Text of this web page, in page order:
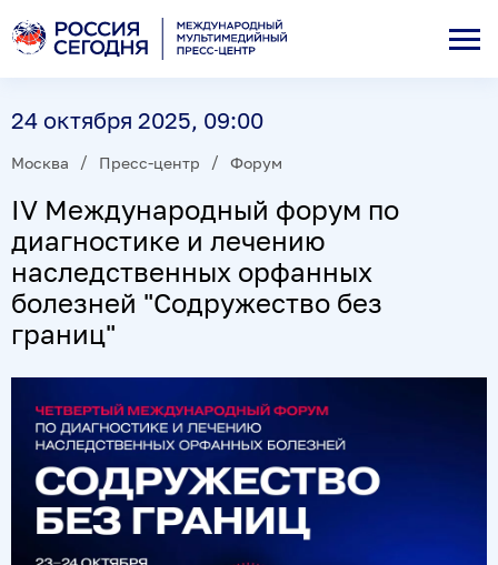
24 октября 2025, 09:00
Москва Пресс-центр Форум
IV Международный форум по
диагностике и лечению
наследственных орфанных
болезней "Содружество без
границ"